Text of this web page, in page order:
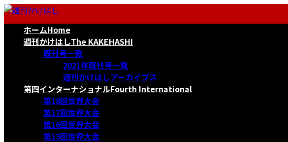
コ
ナ
ホームHome
週刊かけはしThe KAKEHASHI
既刊号一覧
2021年既刊号一覧
週刊かけはしアーカイブス
第四インターナショナルFourth International
第18回世界大会
第17回世界大会
第16回世界大会
第15回世界大会